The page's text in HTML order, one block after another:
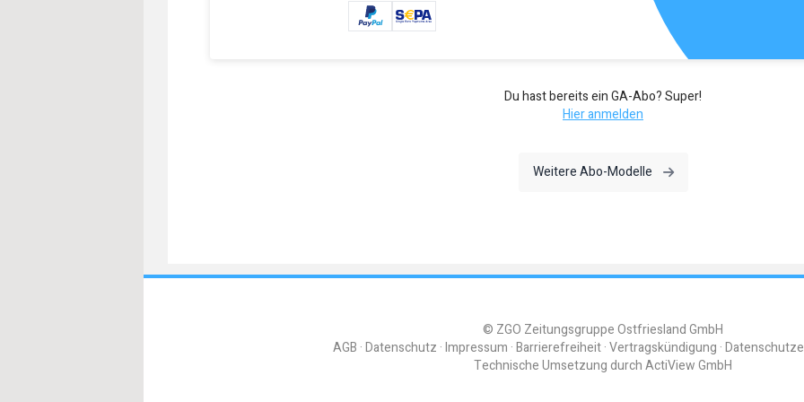
Du hast bereits ein GA-Abo? Super!
Hier anmelden
Weitere Abo-Modelle
© ZGO Zeitungsgruppe Ostfriesland GmbH
AGB Datenschutz Impressum Barrierefreiheit Vertragskündigung
Technische Umsetzung durchActiView GmbH